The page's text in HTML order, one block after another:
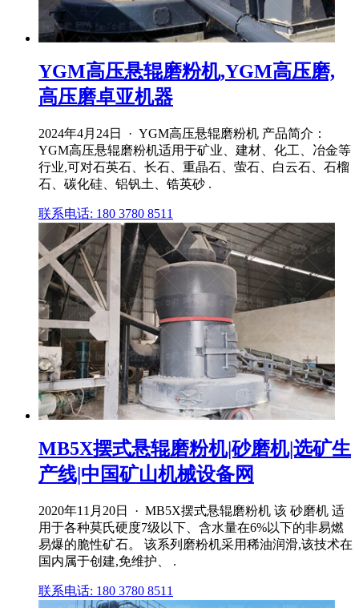
YGM高压悬辊磨粉机,YGM高压磨,
高压磨卓亚机器
2024年4月24日 · YGM高压悬辊磨粉机 产品简介：
YGM高压悬辊磨粉机适用于矿业、建材、化工、冶金等
行业,可对石英石、长石、重晶石、萤石、白云石、石榴
石、碳化硅、铝钒土、锆英砂 .
联系电话: 180 3780 8511
MB5X摆式悬辊磨粉机|砂磨机|选矿生
产线|中国矿山机械设备网
2020年11月20日 · MB5X摆式悬辊磨粉机 该 砂磨机 适
用于各种莫氏硬度7级以下、含水量在6%以下的非易燃
易爆的脆性矿石。 该系列磨粉机采用稀油润滑,该技术在
国内属于创建,免维护、 .
联系电话: 180 3780 8511